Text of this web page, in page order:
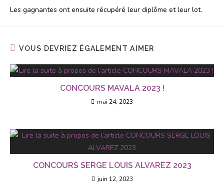
Les gagnantes ont ensuite récupéré leur diplôme et leur lot.
VOUS DEVRIEZ ÉGALEMENT AIMER
CONCOURS MAVALA 2023 !
mai 24, 2023
CONCOURS SERGE LOUIS ALVAREZ 2023
juin 12, 2023